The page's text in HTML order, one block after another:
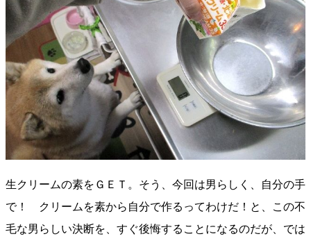
生クリームの素をＧＥＴ。そう、今回は男らしく、自分の手
で！ クリームを素から自分で作るってわけだ！と、この不
毛な男らしい決断を、すぐ後悔することになるのだが、では